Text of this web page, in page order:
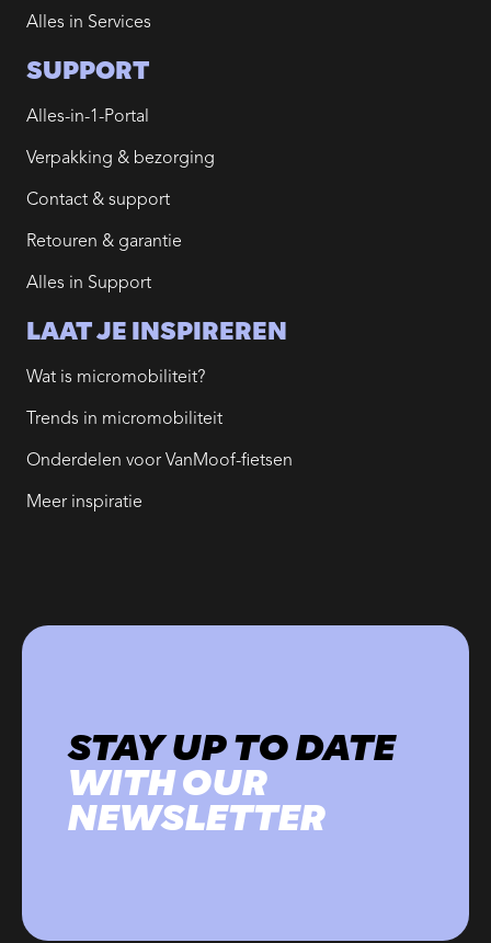
Alles in Services
SUPPORT
Alles-in-1-Portal
Verpakking & bezorging
Contact & support
Retouren & garantie
Alles in Support
LAAT JE INSPIREREN
Wat is micromobiliteit?
Trends in micromobiliteit
Onderdelen voor VanMoof-fietsen
Meer inspiratie
STAY UP TO DATE
WITH OUR
NEWSLETTER